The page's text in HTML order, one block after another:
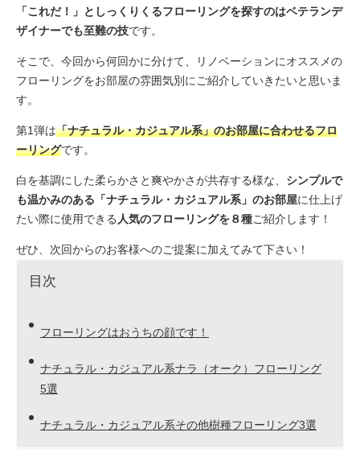
「これだ！」としっくりくるフローリングを探すのはベテランデ
ザイナーでも至難の技です。
そこで、今回から何回かに分けて、リノベーションにオススメの
フローリングをお部屋の雰囲気別にご紹介していきたいと思いま
す。
第1弾は「ナチュラル・カジュアル系」のお部屋に合わせるフロ
ーリングです。
白を基調にした柔らかさと爽やかさが共存する様な、 シンプルで
も温かみのある「ナチュラル・カジュアル系」のお部屋に仕上げ
たい際に使用できる 人気のフローリングを８種ご紹介します！
ぜひ、次回からのお客様へのご提案に加えてみて下さい！
目次
フローリングはおうちの顔です！
ナチュラル・カジュアル系ナラ（オーク）フローリング
5選
ナチュラル・カジュアル系その他樹種フローリング3選